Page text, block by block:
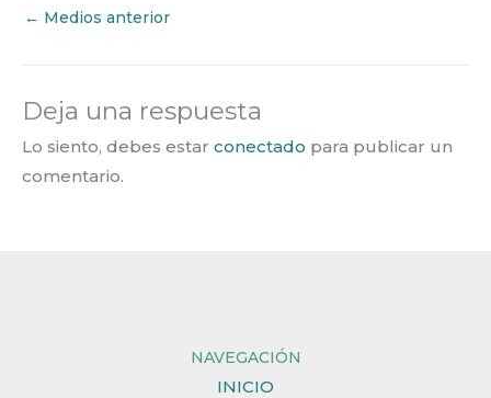
← Medios anterior
Deja una respuesta
Lo siento, debes estar conectado para publicar un
comentario.
NAVEGACIÓN
INICIO